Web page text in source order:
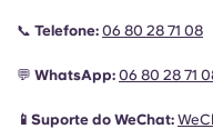
📞 Telefone: 06 80 28 71 08
💬 WhatsApp: 06 80 28 71
📱Suporte do WeChat: